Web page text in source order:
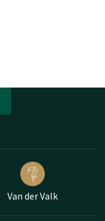
Van der Valk